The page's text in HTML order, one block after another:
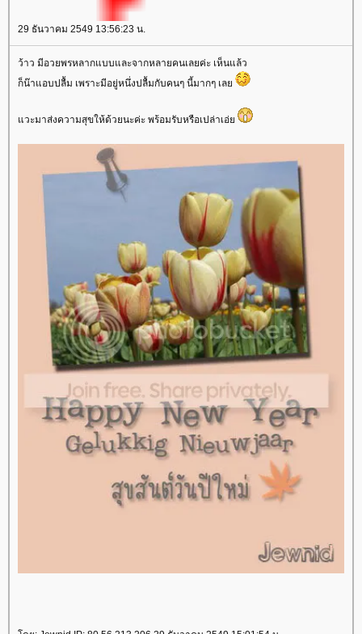
29 ธันวาคม 2549 13:56:23 น.
ว้าว มีอวยพรหลากแบบและจากหลายคนเลยค่ะ เห็นแล้ว
ก็น๊าแอบปลื้ม เพราะมีอยู่หนึ่งปลื้มกับคนๆ นี้มากๆ เล
วะมาส่งความสุขให้ด้วยนะค่ะ พร้อมรับหรือเปล่าเอ่